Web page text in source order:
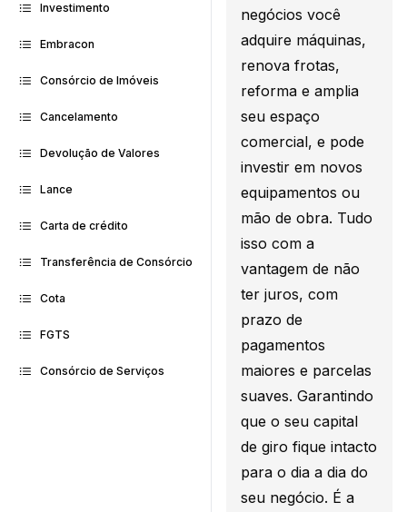
Investimento
Embracon
Consórcio de Imóveis
Cancelamento
Devolução de Valores
Lance
Carta de crédito
Transferência de Consórcio
Cota
FGTS
Consórcio de Serviços
negócios você
adquire máquinas,
renova frotas,
reforma e amplia
seu espaço
comercial, e pode
investir em novos
equipamentos ou
mão de obra. Tudo
isso com a
vantagem de não
ter juros, com
prazo de
pagamentos
maiores e parcelas
suaves. Garantindo
que o seu capital
de giro fique intacto
para o dia a dia do
seu negócio. É a